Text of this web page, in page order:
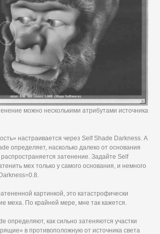
можно несколькими атрибутами источника
настраивается через Self Shade Darkness. А
определяет, насколько далеко от основания
затенение. Задайте Self
мех только у самого основания, и немного
картинкой, это катастрофически
меха. По крайней мере, мне так кажется.
определяют, как сильно затеняются участки
в противоположную от источника света